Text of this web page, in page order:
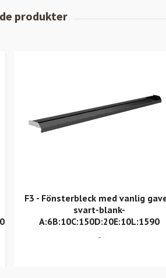
F3 - Fönsterbleck med vanlig
svart-blank-
A:6B:10C:150D:20E:10L:1590
-